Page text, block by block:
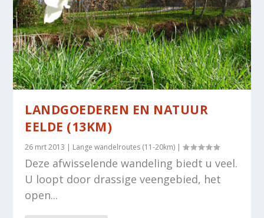
LANDGOEDEREN EN NATUUR
EELDE (13KM)
26 mrt 2013 | Lange wandelroutes (11-20km) |
Deze afwisselende wandeling biedt u veel.
U loopt door drassige veengebied, het
open...